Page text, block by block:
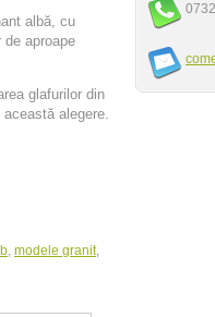
albă, cu
aproape
glafurilor din
alegere.
, modele granit,